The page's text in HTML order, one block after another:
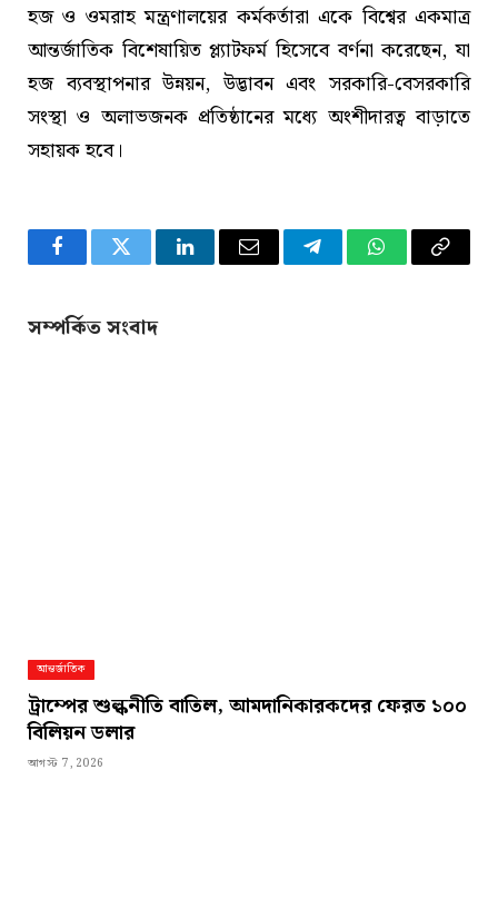
হজ ও ওমরাহ মন্ত্রণালয়ের কর্মকর্তারা একে বিশ্বের একমাত্র
আন্তর্জাতিক বিশেষায়িত প্ল্যাটফর্ম হিসেবে বর্ণনা করেছেন, যা
হজ ব্যবস্থাপনার উন্নয়ন, উদ্ভাবন এবং সরকারি-বেসরকারি
সংস্থা ও অলাভজনক প্রতিষ্ঠানের মধ্যে অংশীদারত্ব বাড়াতে
সহায়ক হবে।
FacebookTwitter LinkedInEmail TelegramWhatsApp
Copy
সম্পর্কিত সংবাদ
আন্তর্জাতিক
ট্রাম্পের শুল্কনীতি বাতিল, আমদানিকারকদের ফেরত ১০০
বিলিয়ন ডলার
আগস্ট 7, 2026